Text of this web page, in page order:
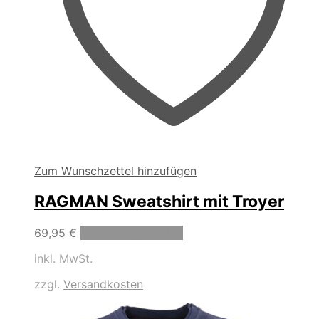
Zum Wunschzettel hinzufügen
RAGMAN Sweatshirt mit Troyer
69,95 €
auf.
inkl. MwSt.
zzgl. Versandkosten